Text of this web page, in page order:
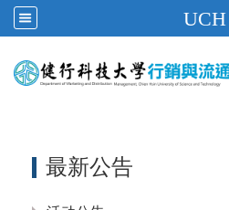
UCH
最新公告